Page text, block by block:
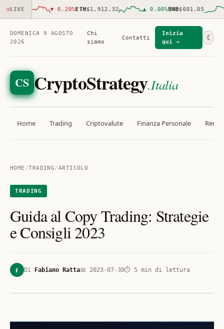
LIVE ▼ 0.20%ETH$1,912.32 ▲ 0.00%BNB$601.05
DOMENICA 9 AGOSTO
2026
Chi
siamo
Contatti
Inizia
qui →
☾
CS CryptoStrategy.Italia
Home Trading Criptovalute Finanza Personale
HOME /TRADING/ARTICOLO
TRADING
Guida al Copy Trading: Strategie
e Consigli 2023
F Di Fabiano Ratta📅 2023-07-30⏱ 5 min di lettura